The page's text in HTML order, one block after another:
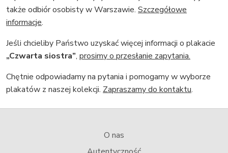
także odbiór osobisty w Warszawie. Szczegółowe
informacje.
Jeśli chcieliby Państwo uzyskać więcej informacji o plakacie
„Czwarta siostra”, prosimy o przesłanie zapytania.
Chętnie odpowiadamy na pytania i pomogamy w wyborze
plakatów z naszej kolekcji. Zapraszamy do kontaktu.
O nas